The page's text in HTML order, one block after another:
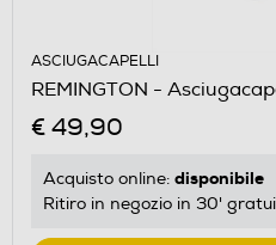
ASCIUGACAPELLI
REMINGTON -
€ 49,90
Acquisto online: disponibile
Ritiro in negozio in 30'